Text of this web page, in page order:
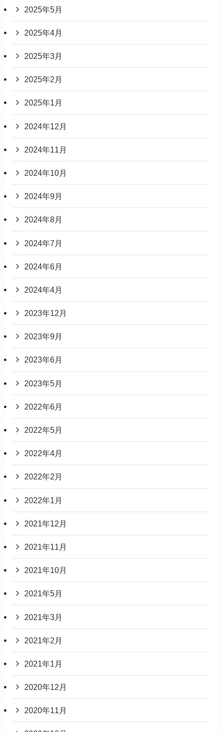
2025年5月
2025年4月
2025年3月
2025年2月
2025年1月
2024年12月
2024年11月
2024年10月
2024年9月
2024年8月
2024年7月
2024年6月
2024年4月
2023年12月
2023年9月
2023年6月
2023年5月
2022年6月
2022年5月
2022年4月
2022年2月
2022年1月
2021年12月
2021年11月
2021年10月
2021年5月
2021年3月
2021年2月
2021年1月
2020年12月
2020年11月